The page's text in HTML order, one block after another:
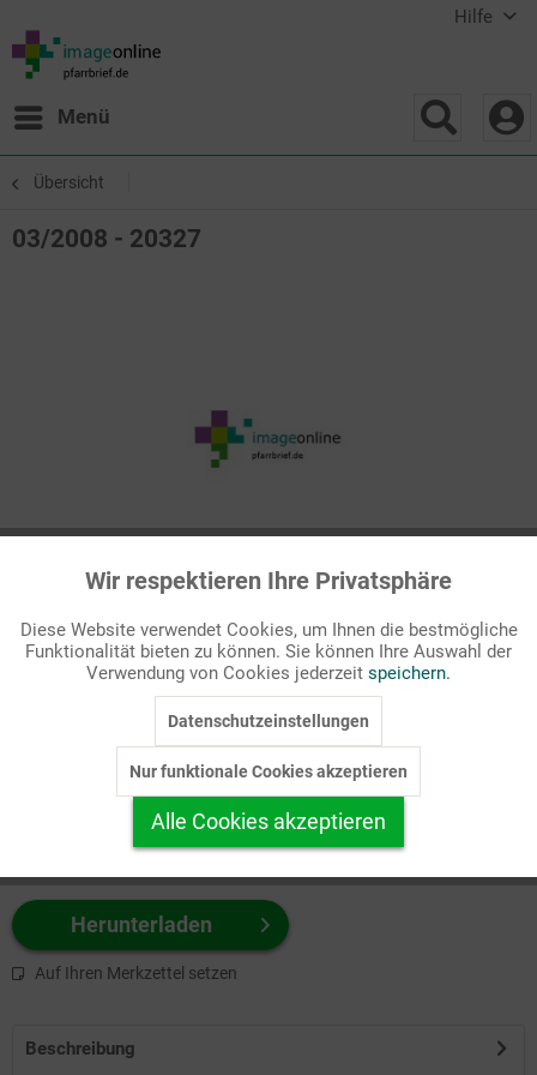
Hilfe
Menü
Übersicht
03/2008 - 20327
Passende Stichworte
Freizeit
zuerst Ihr Produktformat aus.
z.B. Farbe-Grafik, Schwarz-Weiß-Grafik, mit/ohne Text ...
Herunterladen
Auf Ihren Merkzettel setzen
Beschreibung
Funktionale Aktiv
Marketing Inaktiv
Personalisierung Inaktiv
Service
Wir respektieren Ihre Privatsphäre
Diese Website verwendet Cookies, um Ihnen die bestmögliche
Funktionalität bieten zu können. Sie können Ihre Auswahl der
Verwendung von Cookies jederzeit speichern.
Datenschutzeinstellungen
Nur funktionale Cookies akzeptieren
Alle Cookies akzeptieren